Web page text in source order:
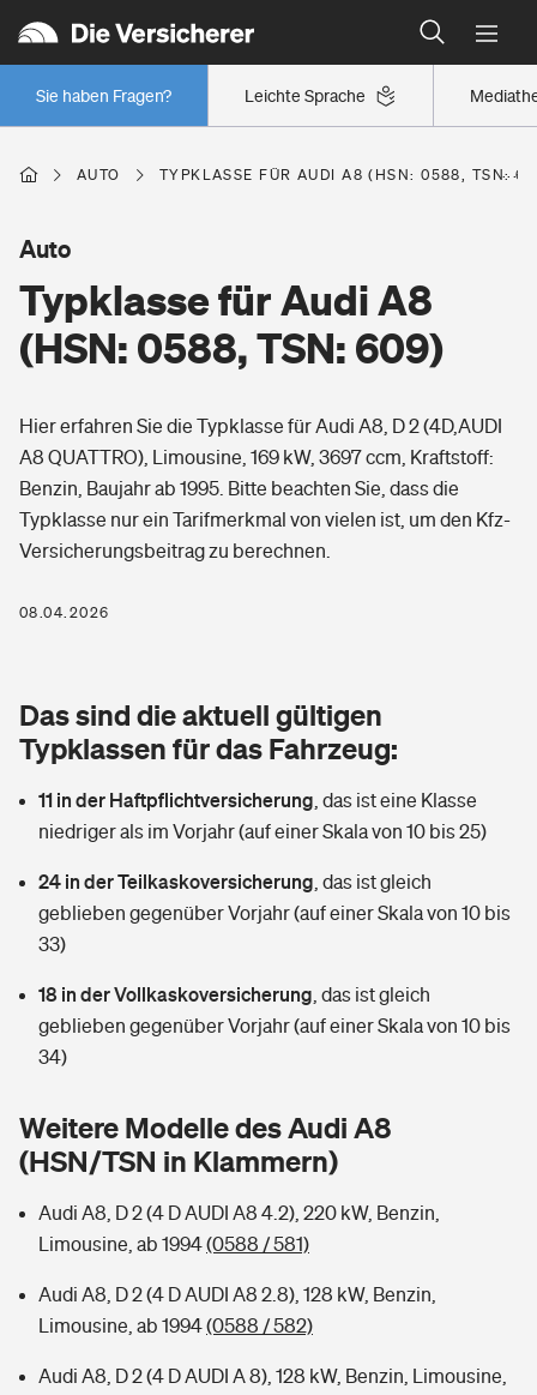
Leichte Sprache
Sie haben Fragen?
Wer versichert was: Jetzt Versicherer finden
Regionalklassen: So ist Ihre Region eingestuft
Wer versichert was: Jetzt Versicherer finden
Berufsunfähigkeitsversicherung
Erwerbsunfähigkeitsversicherung
Grundfähigkeitsversicherung
Arbeitsrechtsschutz
Berufshaftpflichtversicherung
Zur Übersicht
Tools
Wer versichert was: Jetzt Versicherer finden
Sie haben Fragen?
Wohnen
Elementarversicherung
Glasversicherung
Mietkautionsversicherung
Restkreditversicherung
Tools
Hochwasser-Check: Wie gefährdet ist Ihr Haus?
Sie haben Fragen?
Freizeit
Pri­vate Haft­pflicht­
Kinderunfall­ver­si­che­rung
Kinderinvalidität
Reiseversicherung
Hundehalter-Haftpflicht
Handyversicherung
Private Cyberversicherung
Zur Übersicht
Gesundheit
Private Krankenversicherung
Dread-Disease-Versicherung
Tierkrankenversicherung
Tools
Wer versichert was: Jetzt Versicherer finden
Rentenrechner: Wie viel Geld bekomme ich im Alter?
AUTO TYPKLASSE FÜR AUDI A8 (HSN: 0588, TSN:
Typklasse für Audi A8
(HSN: 0588, TSN: 609)
Auto
Hier erfahren Sie die Typklasse für Audi A8, D 2 (4D,AUDI
A8 QUATTRO), Limousine, 169 kW, 3697 ccm, Kraftstoff:
Benzin, Baujahr ab 1995. Bitte beachten Sie, dass die
Typklasse nur ein Tarifmerkmal von vielen ist, um den Kfz-
Versicherungsbeitrag zu berechnen.
08.04.2026
Das sind die aktuell gültigen
Typklassen für das Fahrzeug:
11 in der Haftpflichtversicherung das ist eine Klasse
niedriger als im Vorjahr (auf einer Skala von 10 bis 25)
24 in der Teilkaskoversicherung das ist gleich
geblieben gegenüber Vorjahr (auf einer Skala von 10 bis
33)
18 in der Vollkaskoversicherung das ist gleich
geblieben gegenüber Vorjahr (auf einer Skala von 10 bis
34)
Weitere Modelle des Audi A8
(HSN/TSN in Klammern)
Audi A8, D 2 (4 D AUDI A8 4.2), 220 kW, Benzin,
Limousine, ab 1994(0588 / 581)
Audi A8, D 2 (4 D AUDI A8 2.8), 128 kW, Benzin,
Limousine, ab 1994(0588 / 582)
Audi A8, D 2 (4 D AUDI A 8), 128 kW, Benzin, Limousine,